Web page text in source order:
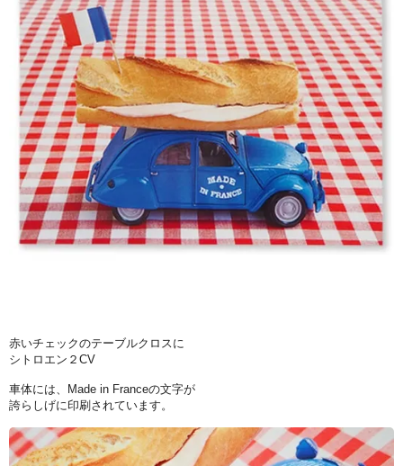
赤いチェックのテーブルクロスに
シトロエン２CV
車体には、Made in Franceの文字が
誇らしげに印刷されています。